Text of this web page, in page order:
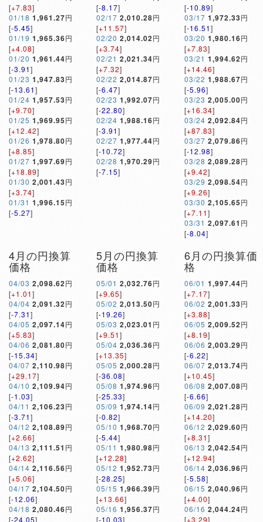
[+7.83]
01/18 1,961.27円
[-5.45]
01/19 1,965.36円
[+4.08]
01/20 1,961.44円
[-3.91]
01/23 1,947.83円
[-13.61]
01/24 1,957.53円
[+9.70]
01/25 1,969.95円
[+12.42]
01/26 1,978.80円
[+8.85]
01/27 1,997.69円
[+18.89]
01/30 2,001.43円
[+3.74]
01/31 1,996.15円
[-5.27]
[-8.17]
02/17 2,010.28円
[+11.57]
02/20 2,014.02円
[+3.74]
02/21 2,021.34円
[+7.32]
02/22 2,014.87円
[-6.47]
02/23 1,992.07円
[-22.80]
02/24 1,988.16円
[-3.91]
02/27 1,977.44円
[-10.72]
02/28 1,970.29円
[-7.15]
[-10.89]
03/17 1,972.33円
[-16.51]
03/20 1,980.16円
[+7.83]
03/21 1,994.62円
[+14.46]
03/22 1,988.67円
[-5.96]
03/23 2,005.00円
[+16.34]
03/24 2,092.84円
[+87.83]
03/27 2,079.86円
[-12.98]
03/28 2,089.28円
[+9.42]
03/29 2,098.54円
[+9.26]
03/30 2,105.65円
[+7.11]
03/31 2,097.61 円
[-8.04]
4月の円換算
価格
04/03 2,098.62円
[+1.01]
04/04 2,091.32円
[-7.31]
04/05 2,097.14円
[+5.83]
04/06 2,081.80円
[-15.34]
04/07 2,110.98円
[+29.17]
04/10 2,109.94円
[-1.03]
04/11 2,106.23円
[-3.71]
04/12 2,108.89円
[+2.66]
04/13 2,111.51 円
[+2.62]
04/14 2,116.56円
[+5.06]
04/17 2,104.50円
[-12.06]
04/18 2,080.46円
[-24.05]
5月の円換算
価格
05/01 2,032.76円
[+9.65]
05/02 2,013.50円
[-19.26]
05/03 2,023.01 円
[+9.51]
05/04 2,036.36円
[+13.35]
05/05 2,000.28円
[-36.08]
05/08 1,974.96円
[-25.33]
05/09 1,974.14円
[-0.82]
05/10 1,968.70円
[-5.44]
05/11 1,980.98円
[+12.28]
05/12 1,952.73円
[-28.25]
05/15 1,966.39円
[+13.66]
05/16 1,956.37円
[-10.03]
6月の円換算価
格
06/01 1,997.44円
[+7.17]
06/02 2,001.33円
[+3.88]
06/05 2,009.52円
[+8.19]
06/06 2,003.29円
[-6.22]
06/07 2,013.74円
[+10.45]
06/08 2,007.08円
[-6.66]
06/09 2,021.28円
[+14.20]
06/12 2,029.60円
[+8.31]
06/13 2,042.54円
[+12.94]
06/14 2,036.96円
[-5.58]
06/15 2,040.96円
[+4.00]
06/16 2,044.24円
[+3.29]